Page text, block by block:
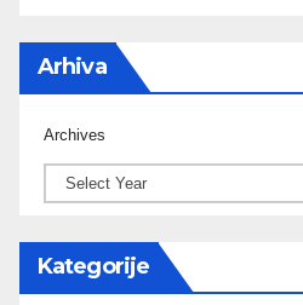
Arhiva
Archives
Kategorije